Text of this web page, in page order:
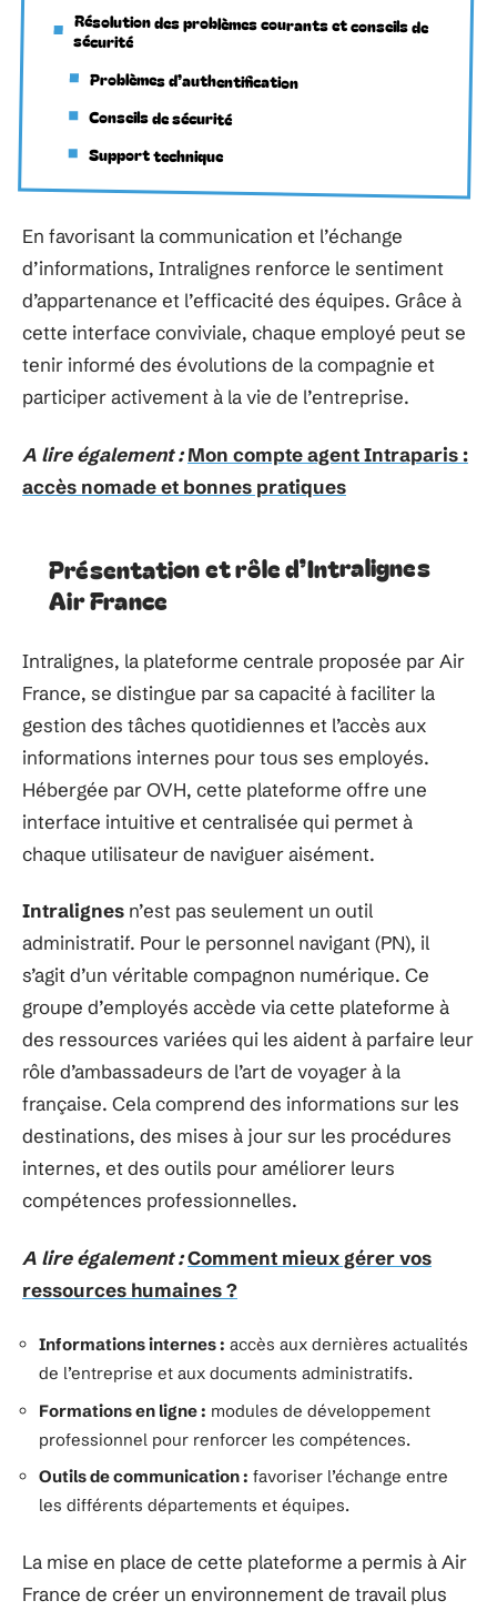
Résolution des problèmes courants et conseils de
sécurité
Problèmes d’authentification
Conseils de sécurité
Support technique
En favorisant la communication et l’échange
d’informations, Intralignes renforce le sentiment
d’appartenance et l’efficacité des équipes. Grâce à
cette interface conviviale, chaque employé peut se
tenir informé des évolutions de la compagnie et
participer activement à la vie de l’entreprise.
A lire également : Mon compte agent Intraparis :
accès nomade et bonnes pratiques
Présentation et rôle d’Intralignes
Air France
Intralignes, la plateforme centrale proposée par Air
France, se distingue par sa capacité à faciliter la
gestion des tâches quotidiennes et l’accès aux
informations internes pour tous ses employés.
Hébergée par OVH, cette plateforme offre une
interface intuitive et centralisée qui permet à
chaque utilisateur de naviguer aisément.
Intralignes n’est pas seulement un outil
administratif. Pour le personnel navigant (PN), il
s’agit d’un véritable compagnon numérique. Ce
groupe d’employés accède via cette plateforme à
des ressources variées qui les aident à parfaire leur
rôle d’ambassadeurs de l’art de voyager à la
française. Cela comprend des informations sur les
destinations, des mises à jour sur les procédures
internes, et des outils pour améliorer leurs
compétences professionnelles.
A lire également :Comment mieux gérer vos
ressources humaines ?
Informations internes : accès aux dernières actualités
de l’entreprise et aux documents administratifs.
Formations en ligne : modules de développement
professionnel pour renforcer les compétences.
Outils de communication : favoriser l’échange entre
les différents départements et équipes.
La mise en place de cette plateforme a permis à Air
France de créer un environnement de travail plus